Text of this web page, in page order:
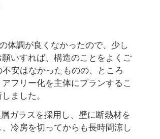
体調が良くなかったので、少し
いすれば、構造のことをよくご
安はなかったものの、ところ
フリー化を主体にプランするこ
ました。
ガラスを採用し、壁に断熱材を
冷房を切ってからも長時間涼し